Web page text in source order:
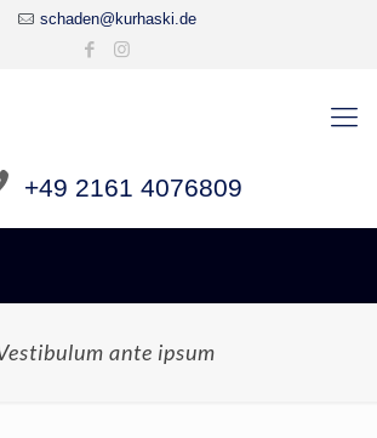
schaden@kurhaski.de
+49 2161 4076809
ante ipsum